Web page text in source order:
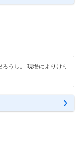
うし。 現場によりけり